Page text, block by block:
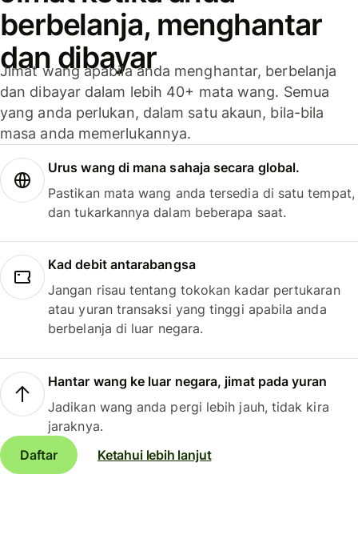
berbelanja, menghantar
dan dibayar
Jimat wang apabila anda menghantar, berbelanja
dan dibayar dalam lebih 40+ mata wang. Semua
yang anda perlukan, dalam satu akaun, bila-bila
masa anda memerlukannya.
Urus wang di mana sahaja secara global.
Pastikan mata wang anda tersedia di satu tempat,
dan tukarkannya dalam beberapa saat.
Kad debit antarabangsa
Jangan risau tentang tokokan kadar pertukaran
atau yuran transaksi yang tinggi apabila anda
berbelanja di luar negara.
Hantar wang ke luar negara, jimat pada yuran
Jadikan wang anda pergi lebih jauh, tidak kira
jaraknya.
Daftar
Ketahui lebih lanjut